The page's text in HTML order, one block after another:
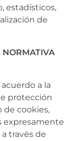
estadísticos,
de
NORMATIVA
a la
protección
de cookies,
expresamente
través de